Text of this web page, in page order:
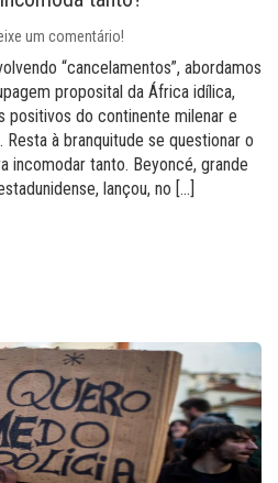
um comentário!
“cancelamentos”, abordamos
proposital da África idílica,
positivos do continente milenar e
Resta à branquitude se questionar o
incomodar tanto. Beyoncé, grande
lançou, no […]